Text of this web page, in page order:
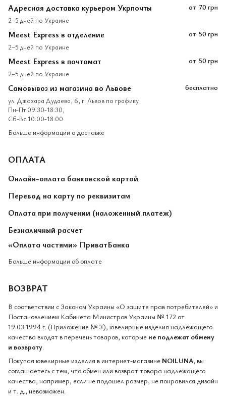
Адресная доставка курьером Укрпочты
2–5 дней по Украине
от 70 грн
Meest Express в отделение
2–5 дней по Украине
от 50 грн
Meest Express в почтомат
2–5 дней по Украине
от 50 грн
Самовывоз из магазина во Львове
ул. Джохара Дудаева, 6, г. Львов по графику
Пн-Пт 09:30-18:30,
Сб-Вс 10:00-18:00
бесплатно
Больше информации о доставке
ОПЛАТА
Онлайн-оплата банковской картой
Перевод на карту по реквизитам
Оплата при получении (наложенный платеж)
Безналичный расчет
«Оплата частями» ПриватБанка
Больше информации об оплате
ВОЗВРАТ
В соответствии с Законом Украины «О защите прав потребителей» и
Постановлением Кабинета Министров Украины № 172 от
19.03.1994 г. (Приложение № 3), ювелирные изделия надлежащего
качества входят в перечень товаров, которые не подлежат обмену
и возврату.
Покупая ювелирные изделия в интернет-магазине NOILUNA, вы
соглашаетесь с тем, что обмен или возврат товара надлежащего
качества, например, если не подошел размер, не понравился дизайн
и т. д., невозможен.